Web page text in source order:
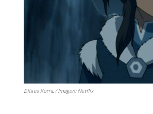
Ella es Korra. / Imagen: Netflix